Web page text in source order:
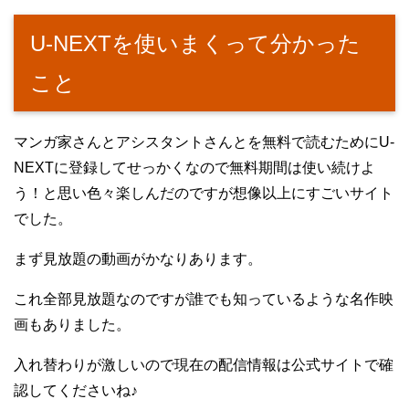
U-NEXTを使いまくって分かった
こと
マンガ家さんとアシスタントさんとを無料で読むためにU-
NEXTに登録してせっかくなので無料期間は使い続けよ
う！と思い色々楽しんだのですが想像以上にすごいサイト
でした。
まず見放題の動画がかなりあります。
これ全部見放題なのですが誰でも知っているような名作映
画もありました。
入れ替わりが激しいので現在の配信情報は公式サイトで確
認してくださいね♪